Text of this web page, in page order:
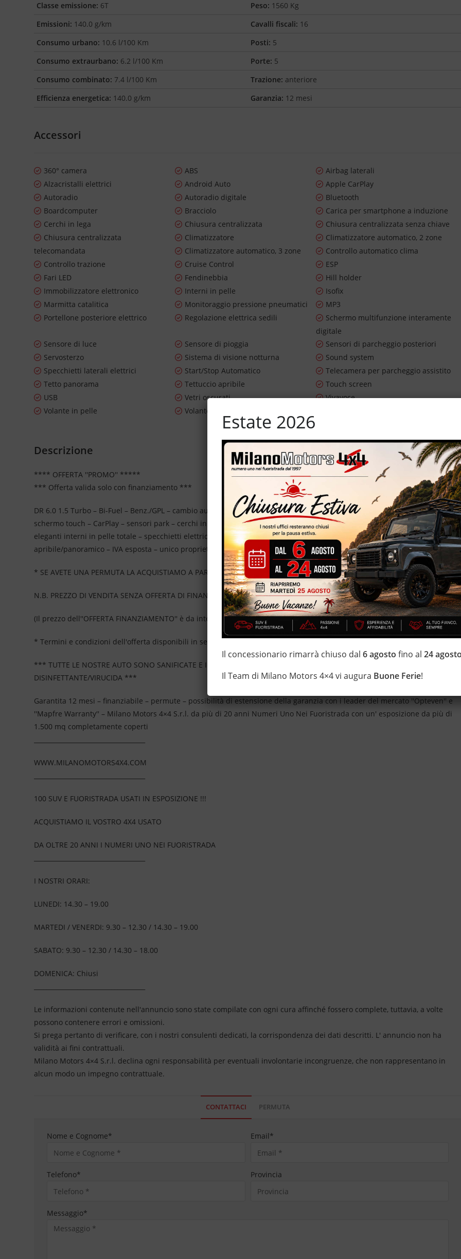
Classe emissione: 6T
Emissioni: 140.0 g/km
Consumo urbano: 10.6 l/100 Km
Consumo extraurbano: 6.2 l/100 Km
Consumo combinato: 7.4 l/100 Km
Efficienza energetica: 140.0 g/km
Peso: 1560 Kg
Cavalli fiscali: 16
Posti: 5
Porte: 5
Trazione: anteriore
Garanzia: 12 mesi
Accessori
360° camera ABS
Airbag laterali
Alzacristalli elettrici
Android Auto
Apple CarPlay
Autoradio
Autoradio digitale
Bluetooth
Boardcomputer
Bracciolo
Carica per smartphone a induzione
Cerchi in lega
Chiusura centralizzata
Chiusura centralizzata senza chiave
Chiusura centralizzata
telecomandata
Climatizzatore
Climatizzatore automatico, 2 zone
Climatizzatore automatico, 3 zone
Controllo automatico clima
Controllo trazione
Cruise Control
ESP
Fari LED
Fendinebbia
Hill holder
Immobilizzatore elettronico
Interni in pelle
Isofix
Marmitta catalitica
Monitoraggio pressione pneumatici
MP3
Portellone posteriore elettrico
Regolazione elettrica sedili
Schermo multifunzione interamente
digitale
Sensore di luce
Sensore di pioggia
Sensori di parcheggio posteriori
Servosterzo
Sistema di visione notturna
Sound system
Specchietti laterali elettrici
Start/Stop Automatico
Telecamera per parcheggio assistito
Tetto panorama
Tettuccio apribile
Touch screen
USB
Vetri oscurati
Vivavoce
Volante in pelle
Volante multifunzione
Descrizione
**** OFFERTA ''PROMO'' *****
*** Offerta valida solo con finanziamento ***
DR 6.0 1.5 Turbo – Bi-Fuel – Benz./GPL – cambio automatico – 95.113 Km certificati e garantiti – auto pari al nuovo –
schermo touch – CarPlay – sensori park – cerchi in lega da 19'' – impianto GPL montato sottoscocca – vernice metallizzata –
eleganti interni in pelle totale – specchietti elettrici – volnte multifunzione – portellone posteriore elettrico – tetto
apribile/panoramico – IVA esposta – unico proprietario
* SE AVETE UNA PERMUTA LA ACQUISTIAMO A PARTE OLTRE AL FINANZIAMENTO *
N.B. PREZZO DI VENDITA SENZA OFFERTA DI FINANZIAMENTO € 16.900,00
(Il prezzo dell''OFFERTA FINANZIAMENTO'' è da intendersi passaggio di proprietà e oneri di finanziamento esclusi)
* Termini e condizioni dell'offerta disponibili in sede, non esistate a contattarci *
*** TUTTE LE NOSTRE AUTO SONO SANIFICATE E IGIENIZZATE CON TRATTAMENTI DI VAPORE, OZONO E
DISINFETTANTE/VIRUCIDA ***
Garantita 12 mesi – finanziabile – permute – possibilità di estensione della garanzia con i leader del mercato ''Opteven'' e
''Mapfre Warranty'' – Milano Motors 4×4 S.r.l. da più di 20 anni Numeri Uno Nei Fuoristrada con un' esposizione da più di
1.500 mq completamente coperti
WWW.MILANOMOTORS4X4.COM
100 SUV E FUORISTRADA USATI IN ESPOSIZIONE !!!
ACQUISTIAMO IL VOSTRO 4X4 USATO
DA OLTRE 20 ANNI I NUMERI UNO NEI FUORISTRADA
I NOSTRI ORARI:
LUNEDI: 14.30 – 19.00
MARTEDI / VENERDI: 9.30 – 12.30 / 14.30 – 19.00
SABATO: 9.30 – 12.30 / 14.30 – 18.00
DOMENICA: Chiusi
Le informazioni contenute nell'annuncio sono state compilate con ogni cura affinché fossero complete, tuttavia, a volte
possono contenere errori e omissioni.
Si prega pertanto di verificare, con i nostri consulenti dedicati, la corrispondenza dei dati descritti. L' annuncio non ha
validità ai fini contrattuali.
Milano Motors 4×4 S.r.l. declina ogni responsabilità per eventuali involontarie incongruenze, che non rappresentano in
alcun modo un impegno contrattuale.
CONTATTACI PERMUTA
Nome e Cognome* Email*
Telefono* Provincia
Messaggio*
Estate 2026
Il concessionario rimarrà chiuso dal6 agosto fino al24
Il Team di Milano Motors 4×4 vi augura Buone Ferie!